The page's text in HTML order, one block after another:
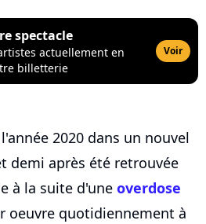
spectacle
actuellement en
billetterie
Voir
2020 dans un nouvel
demi après été retrouvée
à la suite d'une overdose
oeuvre quotidiennement à